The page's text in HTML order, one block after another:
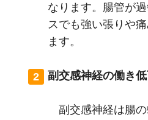
なります。腸管が
スでも強い張りや
ます。
副交感神経の働き
副交感神経は腸の